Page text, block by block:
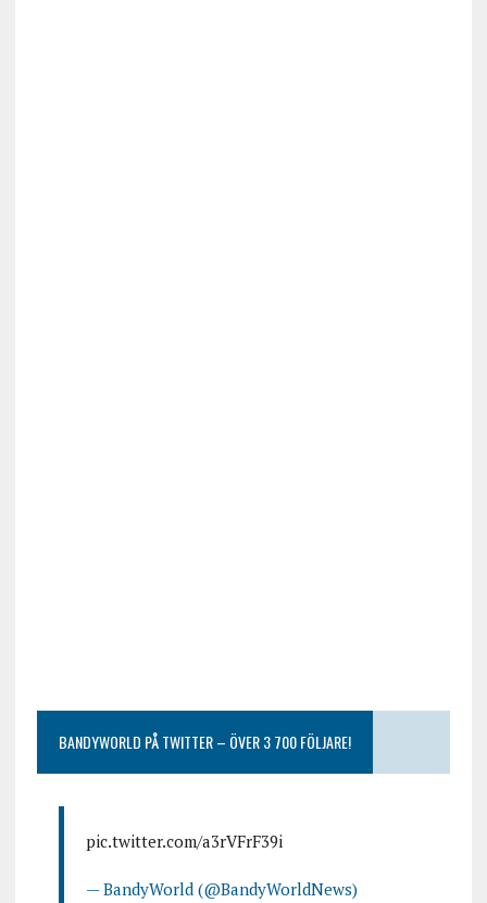
BANDYWORLD PÅ TWITTER – ÖVER 3 700 FÖLJARE!
pic.twitter.com/a3rVFrF39i
— BandyWorld (@BandyWorldNews)